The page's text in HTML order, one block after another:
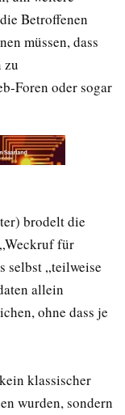
Betroffenen
müssen, dass
zu
Foren oder sogar
brodelt die
für
selbst „teilweise
allein
ohne dass je
klassischer
wurden, sondern